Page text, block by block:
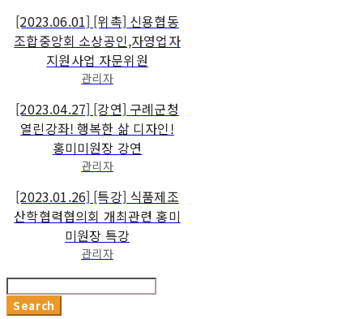
[2023.06.01] [위촉] 신용협동
조합중앙회 소상공인,자영업자
지원사업 자문위원
관리자
[2023.04.27] [강연] 구례군청
열린강좌! 행복한 삶 디자인!
홍미미원장 강연
관리자
[2023.01.26] [특강] 식품제조
산학협력협의회 개최관련 홍미
미원장 특강
관리자
Search